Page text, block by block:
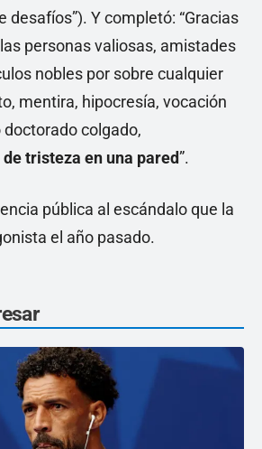
desafíos”). Y completó: “Gracias
personas valiosas, amistades
nobles por sobre cualquier
mentira, hipocresía, vocación
colgado,
tristeza en una pared”.
pública al escándalo que la
el año pasado.